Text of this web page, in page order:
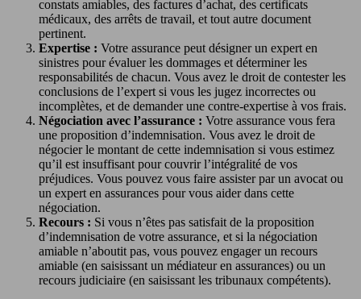
constats amiables, des factures d’achat, des certificats
médicaux, des arrêts de travail, et tout autre document
pertinent.
Expertise : Votre assurance peut désigner un expert en
sinistres pour évaluer les dommages et déterminer les
responsabilités de chacun. Vous avez le droit de contester les
conclusions de l’expert si vous les jugez incorrectes ou
incomplètes, et de demander une contre-expertise à vos frais.
Négociation avec l’assurance : Votre assurance vous fera
une proposition d’indemnisation. Vous avez le droit de
négocier le montant de cette indemnisation si vous estimez
qu’il est insuffisant pour couvrir l’intégralité de vos
préjudices. Vous pouvez vous faire assister par un avocat ou
un expert en assurances pour vous aider dans cette
négociation.
Recours : Si vous n’êtes pas satisfait de la proposition
d’indemnisation de votre assurance, et si la négociation
amiable n’aboutit pas, vous pouvez engager un recours
amiable (en saisissant un médiateur en assurances) ou un
recours judiciaire (en saisissant les tribunaux compétents).